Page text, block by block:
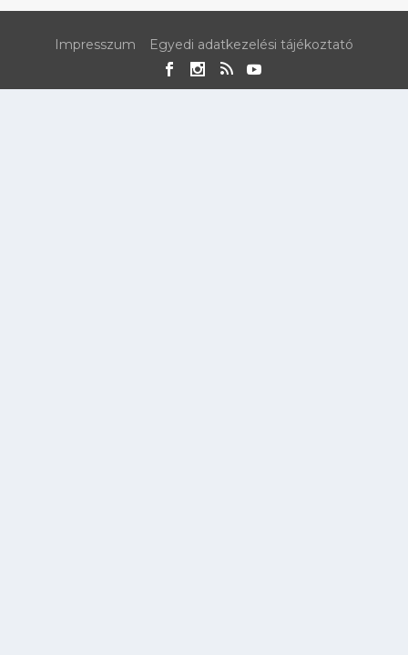
Impresszum Egyedi adatkezelési tájékoztató